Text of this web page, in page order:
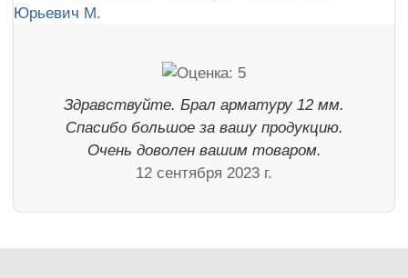
Здравствуйте. Брал арматуру 12 мм.
Спасибо большое за вашу продукцию.
Очень доволен вашим товаром.
12 сентября 2023 г.